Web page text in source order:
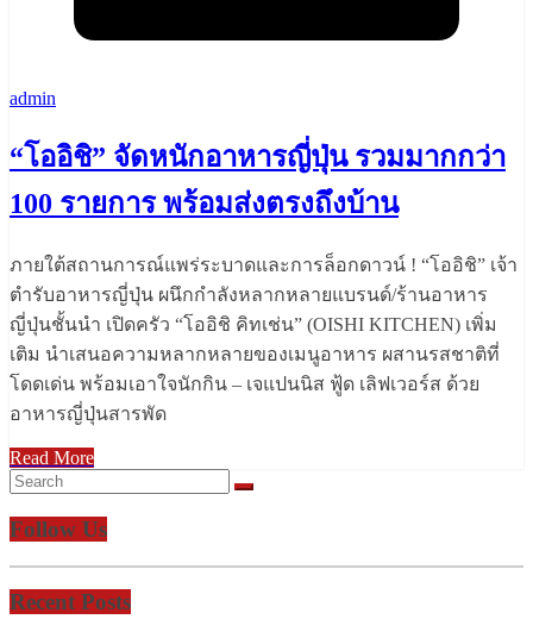
admin
“โออิชิ” จัดหนักอาหารญี่ปุ่น รวมมากกว่า
100 รายการ พร้อมส่งตรงถึงบ้าน
ภายใต้สถานการณ์แพร่ระบาดและการล็อกดาวน์ ! “โออิชิ” เจ้า
ตำรับอาหารญี่ปุ่น ผนึกกำลังหลากหลายแบรนด์/ร้านอาหาร
ญี่ปุ่นชั้นนำ เปิดครัว “โออิชิ คิทเช่น” (OISHI KITCHEN) เพิ่ม
เติม นำเสนอความหลากหลายของเมนูอาหาร ผสานรสชาติที่
โดดเด่น พร้อมเอาใจนักกิน – เจแปนนิส ฟู้ด เลิฟเวอร์ส ด้วย
อาหารญี่ปุ่นสารพัด
Read More
Follow Us
Recent Posts